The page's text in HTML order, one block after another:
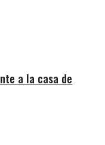
a la casa de